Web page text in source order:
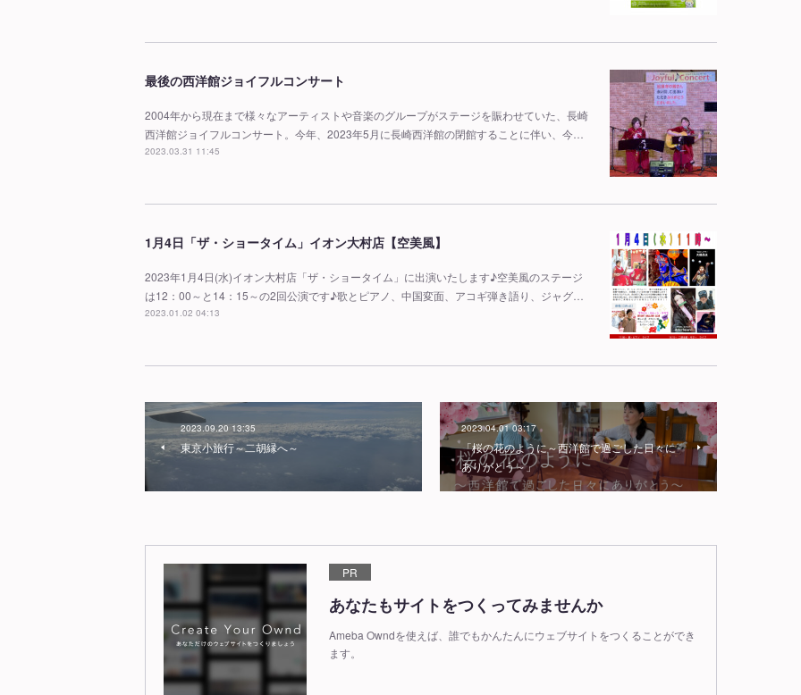
最後の西洋館ジョイフルコンサート
2004年から現在まで様々なアーティストや音楽のグループがステージを賑わせていた、長崎
西洋館ジョイフルコンサート。今年、2023年5月に長崎西洋館の閉館することに伴い、今…
2023.03.31 11:45
1月4日「ザ・ショータイム」イオン大村店【空美風】
2023年1月4日(水)イオン大村店「ザ・ショータイム」に出演いたします♪空美風のステージ
は12：00～と14：15～の2回公演です♪歌とピアノ、中国変面、アコギ弾き語り、ジャグ…
2023.01.02 04:13
2023.09.20 13:35
東京小旅行～二胡縁へ～
2023.04.01 03:17
「桜の花のように～西洋館で過ごした日々に
ありがとう～」
PR
あなたもサイトをつくってみませんか
Ameba Owndを使えば、誰でもかんたんにウェブサイトをつくることができ
ます。